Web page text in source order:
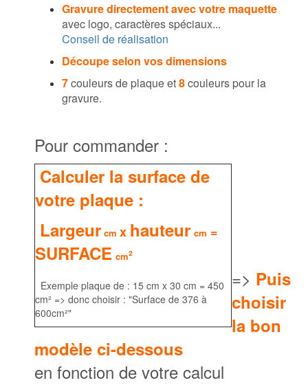
Gravure directement avec votre maquette
avec logo, caractères spéciaux...
Conseil de réalisation
Découpe selon vos dimensions
7couleurs de plaque et8couleurs pour la
gravure.
Pour commander :
Calculer la surface de
votre plaque :
Largeur cm x hauteur cm =
SURFACE cm²
Exemple plaque de : 15 cm x 30 cm = 450
cm² => donc choisir : "Surface de 376 à
600cm²"
=> Puis
choisir
la bon
modèle ci-dessous
en fonction de votre calcul